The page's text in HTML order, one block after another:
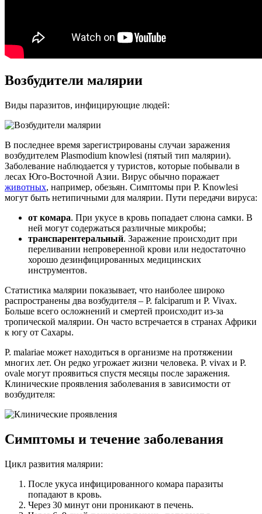
Возбудители малярии
Виды паразитов, инфицирующие людей:
В последнее время зарегистрированы случаи заражения
возбудителем Plasmodium knowlesi (пятый тип малярии).
Заболевание наблюдается у туристов, которые побывали в
лесах Юго-Восточной Азии. Вирус обычно поражает
животных, например, обезьян. Симптомы при P. Knowlesi
могут быть нетипичными для малярии. Пути передачи вируса:
от комара. При укусе в кровь попадает слюна самки. В
ней могут содержаться различные микробы;
транспарентеральный. Заражение происходит при
переливании непроверенной крови или недостаточно
хорошо дезинфицированных медицинских
инструментов.
Статистика малярии показывает, что наиболее широко
распространены два возбудителя – P. falciparum и P. Vivax.
Больше всего осложнений и смертей происходит из-за
тропической малярии. Он часто встречается в странах Африки
к югу от Сахары.
P. malariae может находиться в организме на протяжении
многих лет. Он редко угрожает жизни человека. P. vivax и P.
ovale могут проявиться спустя месяцы после заражения.
Клинические проявления заболевания в зависимости от
возбудителя:
Симптомы и течение заболевания
Цикл развития малярии:
После укуса инфицированного комара паразиты
попадают в кровь.
Через 30 минут они проникают в печень.